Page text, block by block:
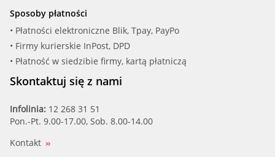
TOPRAN (501 753)
TRICLO (463971)
TTC (08.10.046)
VAICO (V20-0738)
Sposoby płatności
• Płatności elektroniczne Blik, Tpay, PayPo
• Firmy kurierskie InPost, DPD
• Płatność w siedzibie firmy, kartą płatniczą
Skontaktuj się z nami
Infolinia: 12 268 31 51
Pon.-Pt. 9.00-17.00, Sob. 8.00-14.00
Kontakt